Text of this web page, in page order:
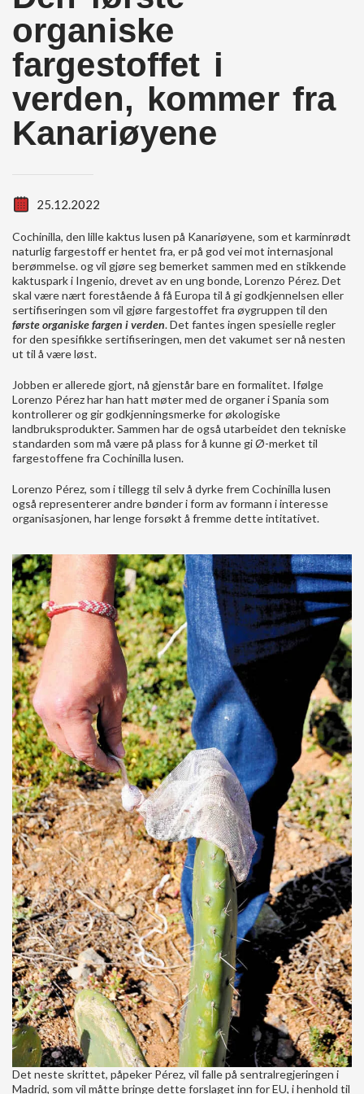
organiske
fargestoffet i
verden, kommer fra
Kanariøyene
25.12.2022
Cochinilla, den lille kaktus lusen på Kanariøyene, som et karminrødt
naturlig fargestoff er hentet fra, er på god vei mot internasjonal
berømmelse. og vil gjøre seg bemerket sammen med en stikkende
kaktuspark i Ingenio, drevet av en ung bonde, Lorenzo Pérez. Det
skal være nært forestående å få Europa til å gi godkjennelsen eller
sertifiseringen som vil gjøre fargestoffet fra øygruppen til den
første organiske fargen i verden. Det fantes ingen spesielle regler
for den spesifikke sertifiseringen, men det vakumet ser nå nesten
ut til å være løst.
Jobben er allerede gjort, nå gjenstår bare en formalitet. Ifølge
Lorenzo Pérez har han hatt møter med de organer i Spania som
kontrollerer og gir godkjenningsmerke for økologiske
landbruksprodukter. Sammen har de også utarbeidet den tekniske
standarden som må være på plass for å kunne gi Ø-merket til
fargestoffene fra Cochinilla lusen.
Lorenzo Pérez, som i tillegg til selv å dyrke frem Cochinilla lusen
også representerer andre bønder i form av formann i interesse
organisasjonen, har lenge forsøkt å fremme dette intitativet.
Det neste skrittet, påpeker Pérez, vil falle på sentralregjeringen i
Madrid, som vil måtte bringe dette forslaget inn for EU, i henhold til